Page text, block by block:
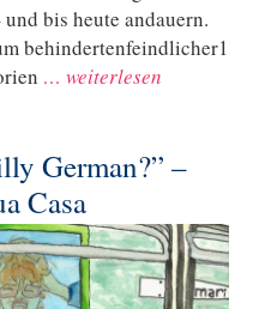
bis heute andauern.
behindertenfeindlicher1
… weiterlesen
German?” –
Casa